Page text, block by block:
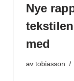
Nye
med
av tobiasson